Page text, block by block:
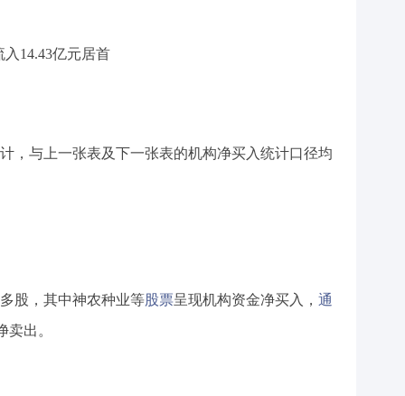
14.43亿元居首
，与上一张表及下一张表的机构净买入统计口径均
股，其中神农种业等股票呈现机构资金净买入， 通
出。